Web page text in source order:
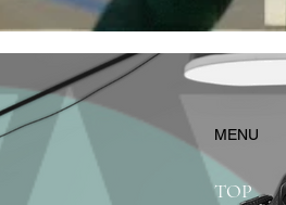
​MENU
TOP